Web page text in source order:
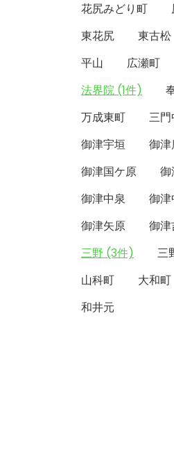
花尻みどり町
東花尻
東古松
平山
広瀬町
法界院 (1件)
万成東町
三
御津宇垣
御
御津国ケ原
御
御津中泉
御津
御津矢原
御津
三野 (3件)
三
山科町
大和町
和井元